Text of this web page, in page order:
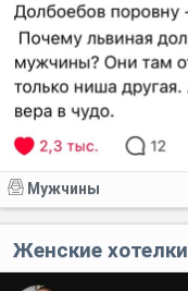
Мужчины
Женские хотелки